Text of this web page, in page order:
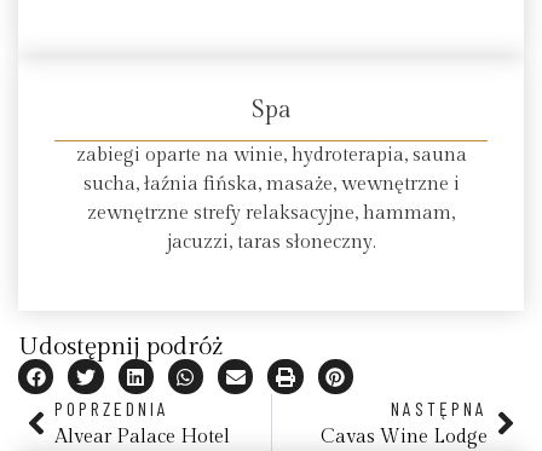
Spa
zabiegi oparte na winie, hydroterapia, sauna
sucha, łaźnia fińska, masaże, wewnętrzne i
zewnętrzne strefy relaksacyjne, hammam,
jacuzzi, taras słoneczny.
Udostępnij podróż
POPRZEDNIA
Alvear Palace Hotel
NASTĘPNA
Cavas Wine Lodge